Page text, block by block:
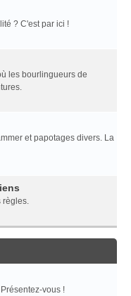
? C'est par ici !
les bourlingueurs de
et papotages divers. La
règles.
vous !